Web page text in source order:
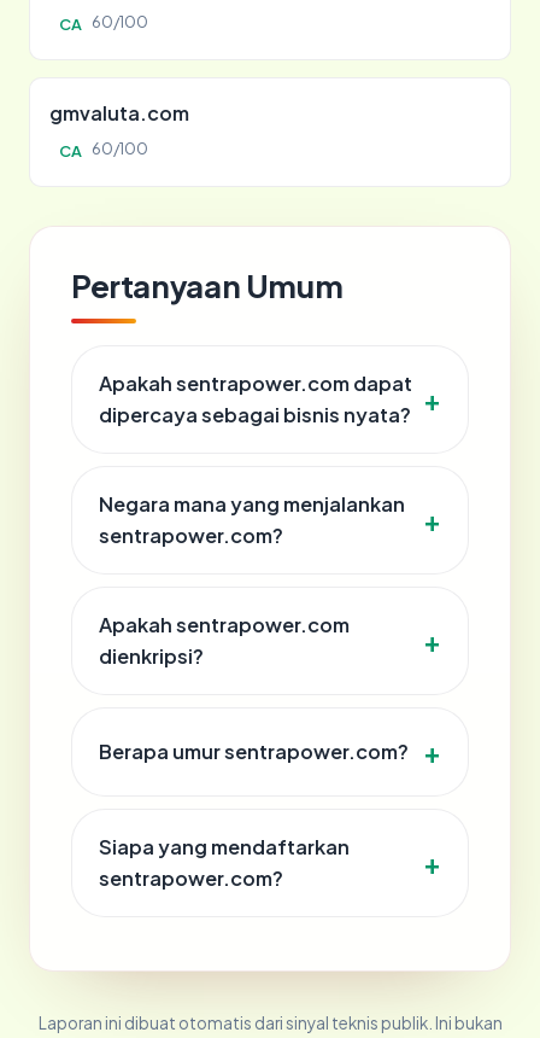
CA 60/100
gmvaluta.com
CA 60/100
Pertanyaan Umum
Apakah sentrapower.com dapat
dipercaya sebagai bisnis nyata?
Negara mana yang menjalankan
sentrapower.com?
Apakah sentrapower.com
dienkripsi?
Berapa umur sentrapower.com?
Siapa yang mendaftarkan
sentrapower.com?
Laporan ini dibuat otomatis dari sinyal teknis publik. Ini bukan